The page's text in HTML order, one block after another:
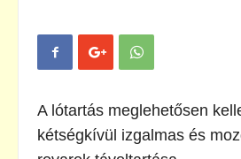
A lótartás meglehetősen
kétségkívül izgalmas és